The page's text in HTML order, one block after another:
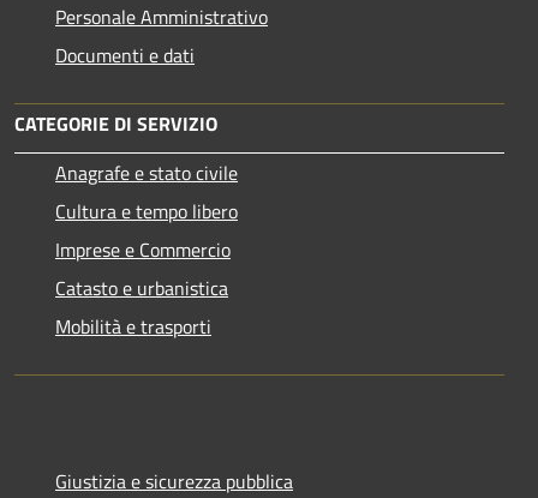
Personale Amministrativo
Documenti e dati
CATEGORIE DI SERVIZIO
Anagrafe e stato civile
Cultura e tempo libero
Imprese e Commercio
Catasto e urbanistica
Mobilità e trasporti
Giustizia e sicurezza pubblica